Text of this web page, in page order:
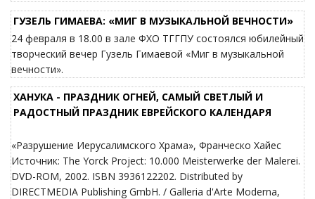
ГУЗЕЛЬ ГИМАЕВА: «МИГ В МУЗЫКАЛЬНОЙ ВЕЧНОСТИ»
24 февраля в 18.00 в зале ФХО ТГГПУ состоялся юбилейный
творческий вечер Гузель Гимаевой «Миг в музыкальной
вечности».
ХАНУКА - ПРАЗДНИК ОГНЕЙ, САМЫЙ СВЕТЛЫЙ И
РАДОСТНЫЙ ПРАЗДНИК ЕВРЕЙСКОГО КАЛЕНДАРЯ
«Разрушение Иерусалимского Храма», Франческо Хайес
Источник: The Yorck Project: 10.000 Meisterwerke der Malerei.
DVD-ROM, 2002. ISBN 3936122202. Distributed by
DIRECTMEDIA Publishing GmbH. / Galleria d'Arte Moderna,